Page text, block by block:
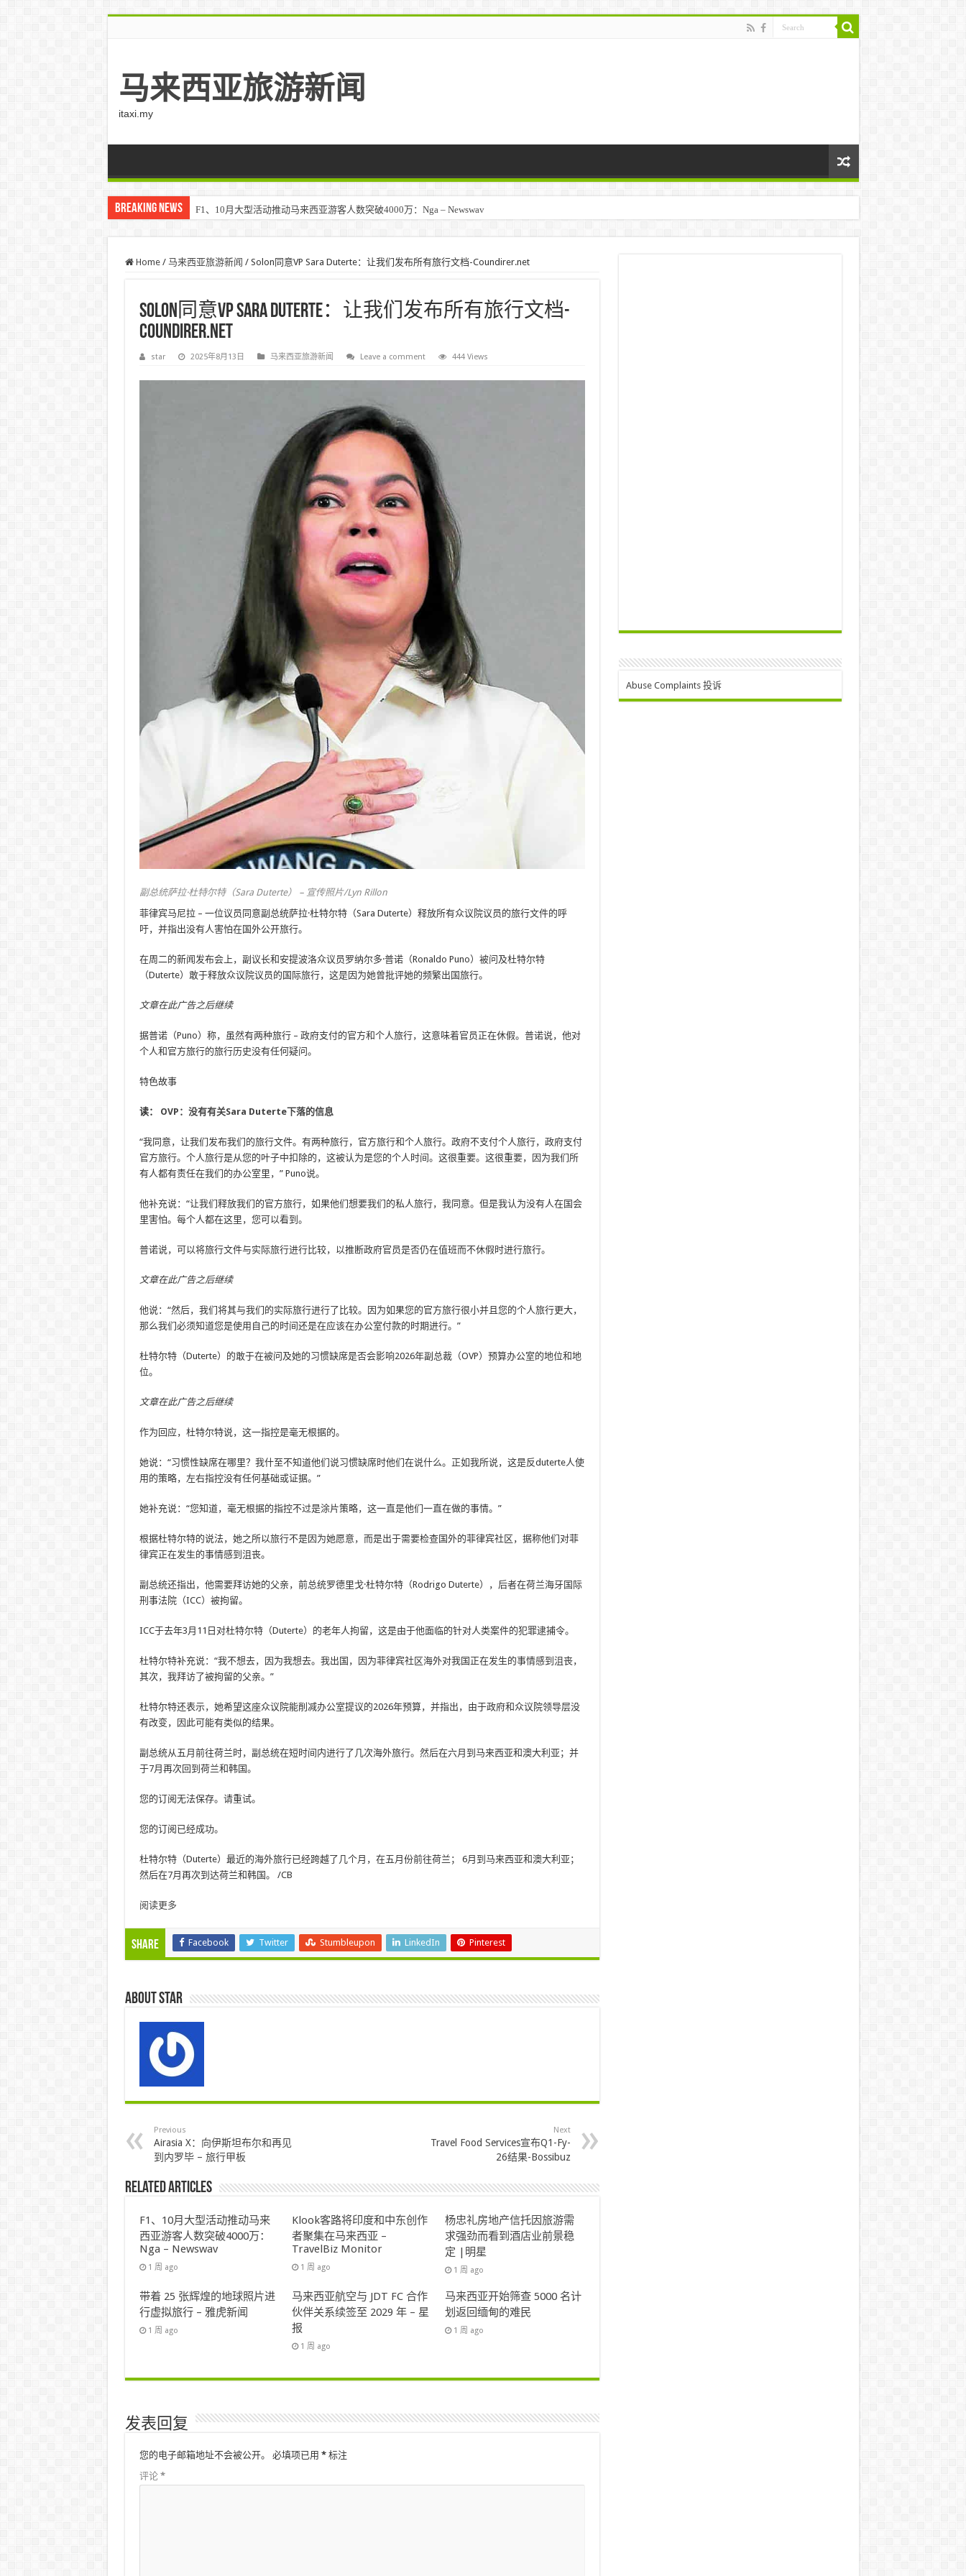
马来西亚旅游新闻
itaxi.my
Breaking News F1、10月大型活动推动马来西亚游客人数突破4000万：Nga – Newswav
Home / 马来西亚旅游新闻 / Solon同意VP Sara Duterte：让我们发布所有旅行文档-Coundirer.net
Solon同意VP Sara Duterte：让我们发布所有旅行文档-
Coundirer.net
star 2025年8月13日 马来西亚旅游新闻 Leave a comment 444 Views
副总统萨拉·杜特尔特（Sara Duterte） – 宣传照片/Lyn Rillon
菲律宾马尼拉 – 一位议员同意副总统萨拉·杜特尔特（Sara Duterte）释放所有众议院议员的旅行文件的呼
吁，并指出没有人害怕在国外公开旅行。
在周二的新闻发布会上，副议长和安提波洛众议员罗纳尔多·普诺（Ronaldo Puno）被问及杜特尔特
（Duterte）敢于释放众议院议员的国际旅行，这是因为她曾批评她的频繁出国旅行。
文章在此广告之后继续
据普诺（Puno）称，虽然有两种旅行 – 政府支付的官方和个人旅行，这意味着官员正在休假。普诺说，他对
个人和官方旅行的旅行历史没有任何疑问。
特色故事
读： OVP：没有有关Sara Duterte下落的信息
“我同意，让我们发布我们的旅行文件。有两种旅行，官方旅行和个人旅行。政府不支付个人旅行，政府支付
官方旅行。个人旅行是从您的叶子中扣除的，这被认为是您的个人时间。这很重要。这很重要，因为我们所
有人都有责任在我们的办公室里，” Puno说。
他补充说：“让我们释放我们的官方旅行，如果他们想要我们的私人旅行，我同意。但是我认为没有人在国会
里害怕。每个人都在这里，您可以看到。
普诺说，可以将旅行文件与实际旅行进行比较，以推断政府官员是否仍在值班而不休假时进行旅行。
文章在此广告之后继续
他说：“然后，我们将其与我们的实际旅行进行了比较。因为如果您的官方旅行很小并且您的个人旅行更大，
那么我们必须知道您是使用自己的时间还是在应该在办公室付款的时期进行。”
杜特尔特（Duterte）的敢于在被问及她的习惯缺席是否会影响2026年副总裁（OVP）预算办公室的地位和地
位。
文章在此广告之后继续
作为回应，杜特尔特说，这一指控是毫无根据的。
她说：“习惯性缺席在哪里？我什至不知道他们说习惯缺席时他们在说什么。正如我所说，这是反duterte人使
用的策略，左右指控没有任何基础或证据。”
她补充说：“您知道，毫无根据的指控不过是涂片策略，这一直是他们一直在做的事情。”
根据杜特尔特的说法，她之所以旅行不是因为她愿意，而是出于需要检查国外的菲律宾社区，据称他们对菲
律宾正在发生的事情感到沮丧。
副总统还指出，他需要拜访她的父亲，前总统罗德里戈·杜特尔特（Rodrigo Duterte），后者在荷兰海牙国际
刑事法院（ICC）被拘留。
ICC于去年3月11日对杜特尔特（Duterte）的老年人拘留，这是由于他面临的针对人类案件的犯罪逮捕令。
杜特尔特补充说：“我不想去，因为我想去。我出国，因为菲律宾社区海外对我国正在发生的事情感到沮丧，
其次，我拜访了被拘留的父亲。”
杜特尔特还表示，她希望这座众议院能削减办公室提议的2026年预算，并指出，由于政府和众议院领导层没
有改变，因此可能有类似的结果。
副总统从五月前往荷兰时，副总统在短时间内进行了几次海外旅行。然后在六月到马来西亚和澳大利亚；并
于7月再次回到荷兰和韩国。
您的订阅无法保存。请重试。
您的订阅已经成功。
杜特尔特（Duterte）最近的海外旅行已经跨越了几个月，在五月份前往荷兰； 6月到马来西亚和澳大利亚；
然后在7月再次到达荷兰和韩国。 /CB
阅读更多
Share Facebook Twitter Stumbleupon LinkedIn Pinterest
About star
Previous
Airasia X：向伊斯坦布尔和再见
到内罗毕 – 旅行甲板
Next
Travel Food Services宣布Q1-Fy-
26结果-Bossibuz
Related Articles
F1、10月大型活动推动马来
西亚游客人数突破4000万：
Nga – Newswav
1 周 ago
Klook客路将印度和中东创作
者聚集在马来西亚 –
TravelBiz Monitor
1 周 ago
杨忠礼房地产信托因旅游需
求强劲而看到酒店业前景稳
定 |明星
1 周 ago
带着 25 张辉煌的地球照片进
行虚拟旅行 – 雅虎新闻
1 周 ago
马来西亚航空与 JDT FC 合作
伙伴关系续签至 2029 年 – 星
报
1 周 ago
马来西亚开始筛查 5000 名计
划返回缅甸的难民
1 周 ago
发表回复
您的电子邮箱地址不会被公开。 必填项已用 *标注
评论 *
Abuse Complaints 投诉